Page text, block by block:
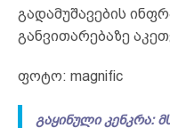
გადამუშავების
განვითარებაზე
ფოტო: magnific
გაყინული კენკრა: